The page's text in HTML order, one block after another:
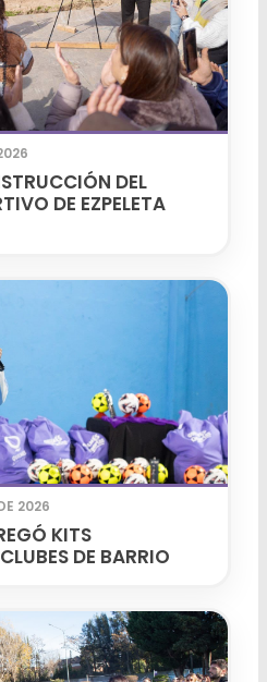
DEL
DE EZPELETA
2026
KITS
DE BARRIO